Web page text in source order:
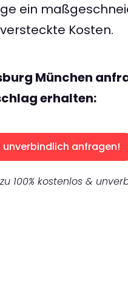
ein
Kosten.
München
erhalten:
unverbindlich anfragen!
100% kostenlos &